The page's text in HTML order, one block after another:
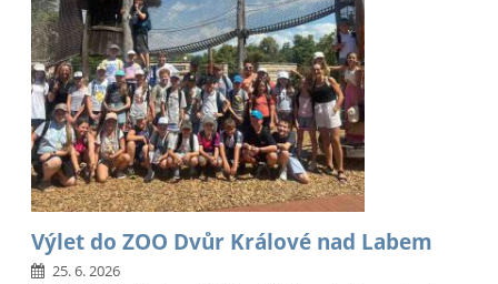
Výlet do ZOO Dvůr Králové nad Labem
25. 6. 2026